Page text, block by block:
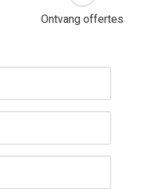
Ontvang offertes